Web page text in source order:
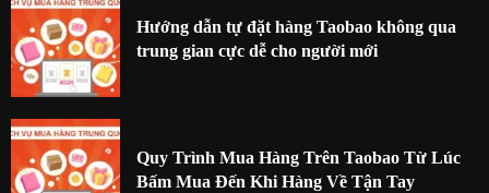
Hướng dẫn tự đặt hàng Taobao không qua
trung gian cực dễ cho người mới
Quy Trình Mua Hàng Trên Taobao Từ Lúc
Bấm Mua Đến Khi Hàng Về Tận Tay